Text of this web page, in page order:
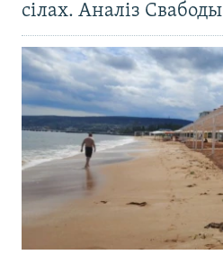
сілах. Аналіз Свабоды